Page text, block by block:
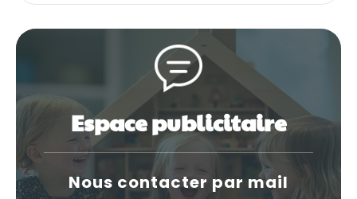
Espace publicitaire
Nous contacter par mail